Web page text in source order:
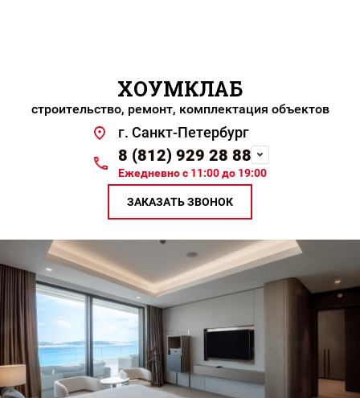
ХОУМКЛАБ
строительство, ремонт, комплектация объектов
г. Санкт-Петербург
8 (812) 929 28 88
Ежедневно с 11:00 до 19:00
ЗАКАЗАТЬ ЗВОНОК